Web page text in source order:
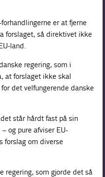
er at fjerne
forslaget, så direktivet ikke
land.
regering, som i
at forslaget ikke skal
det velfungerende danske
står hårdt fast på sin
og pure afviser EU-
forslag om diverse
regering, som gjorde det så